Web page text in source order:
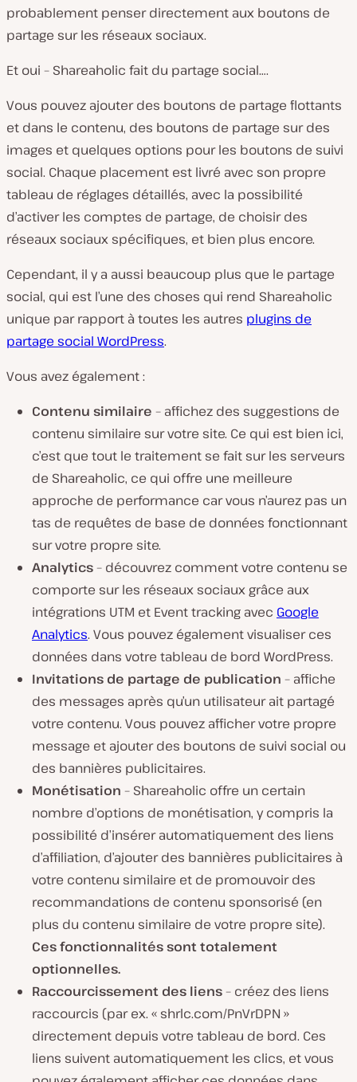
probablement penser directement aux boutons de
partage sur les réseaux sociaux.
Et oui – Shareaholic fait du partage social….
Vous pouvez ajouter des boutons de partage flottants
et dans le contenu, des boutons de partage sur des
images et quelques options pour les boutons de suivi
social. Chaque placement est livré avec son propre
tableau de réglages détaillés, avec la possibilité
d’activer les comptes de partage, de choisir des
réseaux sociaux spécifiques, et bien plus encore.
Cependant, il y a aussi beaucoup plus que le partage
social, qui est l’une des choses qui rend Shareaholic
unique par rapport à toutes les autres plugins de
partage social WordPress.
Vous avez également :
Contenu similaire – affichez des suggestions de
contenu similaire sur votre site. Ce qui est bien ici,
c’est que tout le traitement se fait sur les serveurs
de Shareaholic, ce qui offre une meilleure
approche de performance car vous n’aurez pas un
tas de requêtes de base de données fonctionnant
sur votre propre site.
Analytics– découvrez comment votre contenu se
comporte sur les réseaux sociaux grâce aux
intégrations UTM et Event tracking avec Google
Analytics. Vous pouvez également visualiser ces
données dans votre tableau de bord WordPress.
Invitations de partage de publication – affiche
des messages après qu’un utilisateur ait partagé
votre contenu. Vous pouvez afficher votre propre
message et ajouter des boutons de suivi social ou
des bannières publicitaires.
Monétisation – Shareaholic offre un certain
nombre d’options de monétisation, y compris la
possibilité d’insérer automatiquement des liens
d’affiliation, d’ajouter des bannières publicitaires à
votre contenu similaire et de promouvoir des
recommandations de contenu sponsorisé (en
plus du contenu similaire de votre propre site).
Ces fonctionnalités sont totalement
optionnelles.
Raccourcissement des liens– créez des liens
raccourcis (par ex. « shrlc.com/PnVrDPN »
directement depuis votre tableau de bord. Ces
liens suivent automatiquement les clics, et vous